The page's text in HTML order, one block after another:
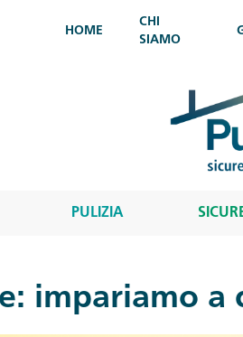
HOME
CHI
SIAMO
PULIZIA
impariamo a